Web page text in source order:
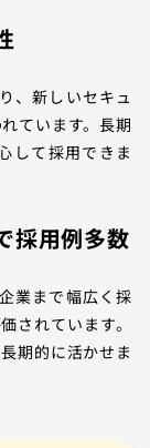
、新しいセキュ
ています。長期
して採用できま
採用例多数
業まで幅広く採
されています。
期的に活かせま